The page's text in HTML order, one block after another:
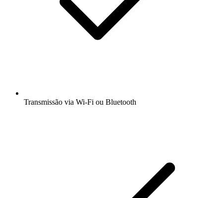
Transmissão via Wi-Fi ou Bluetooth